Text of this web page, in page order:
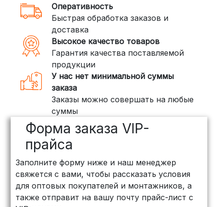
Оперативность
Быстрая обработка заказов и
доставка
Высокое качество товаров
Гарантия качества поставляемой
продукции
У нас нет минимальной суммы
заказа
Заказы можно совершать на любые
суммы
Форма заказа VIP-
прайса
Заполните форму ниже и наш менеджер
свяжется с вами, чтобы рассказать условия
для оптовых покупателей и монтажников, а
также отправит на вашу почту прайс-лист с